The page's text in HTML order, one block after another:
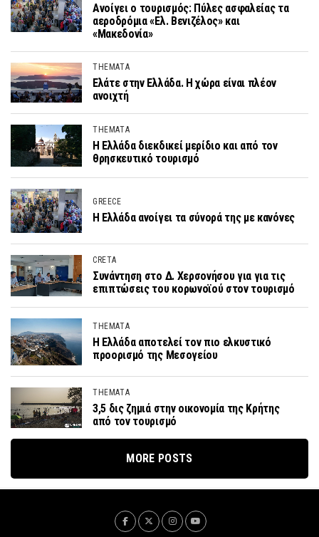
Ανοίγει ο τουρισμός: Πύλες ασφαλείας τα
αεροδρόμια «Ελ. Βενιζέλος» και
«Μακεδονία»
THEMATA
Ελάτε στην Ελλάδα. Η χώρα είναι πλέον
ανοιχτή
THEMATA
Η Ελλάδα διεκδικεί μερίδιο και από τον
θρησκευτικό τουρισμό
GREECE
Η Ελλάδα ανοίγει τα σύνορά της με κανόνες
CRETA
Συνάντηση στο Δ. Χερσονήσου για για τις
επιπτώσεις του κορωνοϊού στον τουρισμό
THEMATA
Η Ελλάδα αποτελεί τον πιο ελκυστικό
προορισμό της Μεσογείου
THEMATA
3,5 δις ζημιά στην οικονομία της Κρήτης
από τον τουρισμό
MORE POSTS